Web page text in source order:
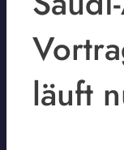
läuft